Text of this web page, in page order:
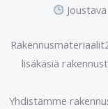
lisäkäsiä
Yhdistämme